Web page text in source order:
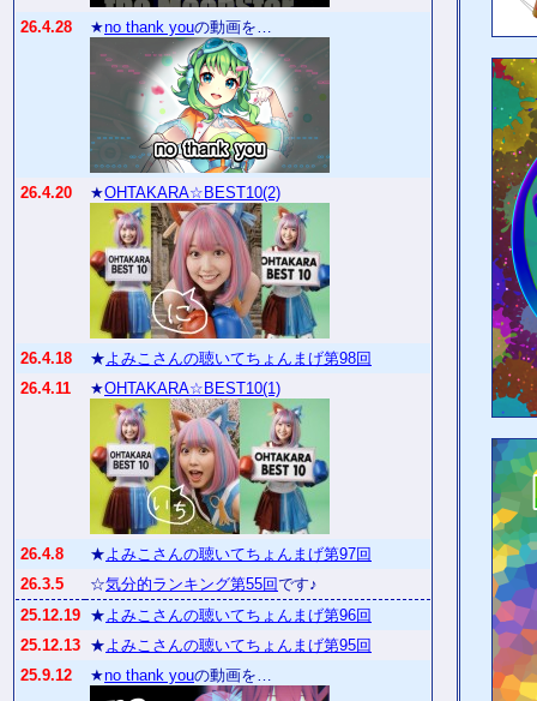
26.4.28 ★no thank youの動画を…
26.4.20 ★OHTAKARA☆BEST10(2)
26.4.18 ★よみこさんの聴いてちょんまげ第98回
26.4.11
★OHTAKARA☆BEST10(1)
26.4.8 ★よみこさんの聴いてちょんまげ第97回
26.3.5
☆気分的ランキング第55回です♪
25.12.19 ★よみこさんの聴いてちょんまげ第96回
25.12.13 ★よみこさんの聴いてちょんまげ第95回
25.9.12
★no thank youの動画を…